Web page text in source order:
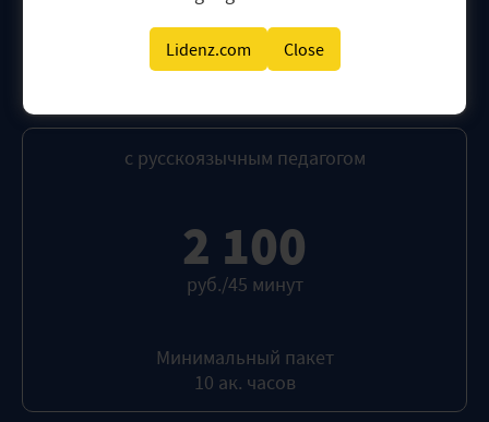
Lidenz.com Close
СКИДКА
10% на обучение при единовременной
оплате 25 уроков:54 000 руб.
с русскоязычным педагогом
2 100
руб./45 минут
Минимальный пакет
10 ак. часов